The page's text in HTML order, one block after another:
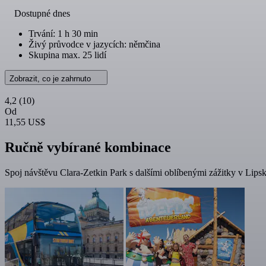
Dostupné dnes
Trvání: 1 h 30 min
Živý průvodce v jazycích: němčina
Skupina max. 25 lidí
Zobrazit, co je zahrnuto
4,2 (10)
Od
11,55 US$
Ručně vybírané kombinace
Spoj návštěvu Clara-Zetkin Park s dalšími oblíbenými zážitky v